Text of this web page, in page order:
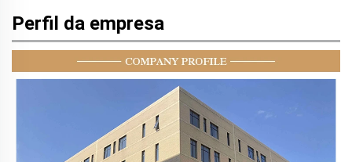
Perfil da empresa